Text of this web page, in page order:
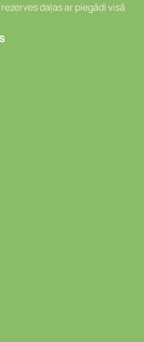
daļas ar piegādi visā
kameras, Portatīvie